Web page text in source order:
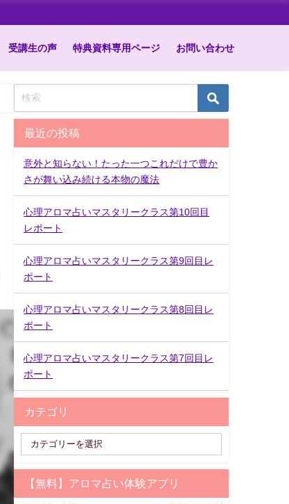
受講生の声 特典資料専用ページ お問い合わせ
最近の投稿
意外と知らない！たった一つこれだけで豊か
さが舞い込み続ける本物の魔法
心理アロマ占いマスタリークラス第10回目
レポート
心理アロマ占いマスタリークラス第9回目レ
ポート
心理アロマ占いマスタリークラス第8回目レ
ポート
心理アロマ占いマスタリークラス第7回目レ
ポート
カテゴリ
【無料】アロマ占い体験アプリ